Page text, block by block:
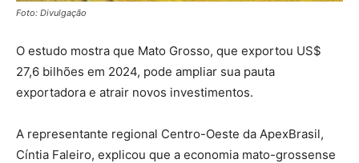
Foto: Divulgação
O estudo mostra que Mato Grosso, que exportou US$
27,6 bilhões em 2024, pode ampliar sua pauta
exportadora e atrair novos investimentos.
A representante regional Centro-Oeste da ApexBrasil,
Cíntia Faleiro, explicou que a economia mato-grossense